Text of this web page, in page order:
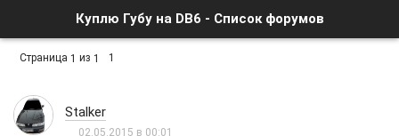
Куплю Губу на DB6 - Список форумов
Страница 1 из 1 1
Stalker
02.05.2015 в 00:01